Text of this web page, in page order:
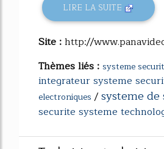
LIRE LA SUITE
Site :http://
Thèmes liés : systeme
integrateur systeme
electroniques /systeme
securite systeme